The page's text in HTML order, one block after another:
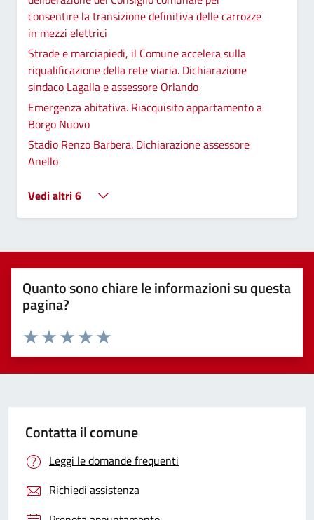
consentire la transizione definitiva delle carrozze
in mezzi elettrici
Strade e marciapiedi, il Comune accelera sulla
riqualificazione della rete viaria. Dichiarazione
sindaco Lagalla e assessore Orlando
Emergenza abitativa. Riacquisito appartamento a
Borgo Nuovo
Stadio Renzo Barbera. Dichiarazione assessore
Anello
Vedi altri 6
Quanto sono chiare le informazioni su questa
pagina?
Valuta 5 stelle su 5
Valuta 4 stelle su 5
Valuta 3 stelle su 5
Valuta 2 stelle su 5
Valuta 1 stelle su 5
Contatta il comune
Leggi le domande frequenti
Richiedi assistenza